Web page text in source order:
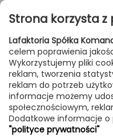
Przejdź do treści
METODY
5 sposobów płatności:
Strona korzysta z
Lafaktoria Spółka
celem poprawienia
Wykorzystujemy pliki
reklam, tworzenia
reklam do potrzeb
informacje możemy
społecznościowym,
Dodatkowe informacje o
"polityce prywatności"